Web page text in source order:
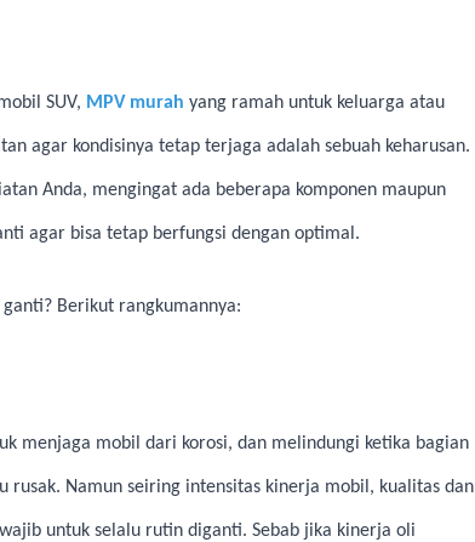
SUV, MPV murah yang ramah untuk keluarga atau
agar kondisinya tetap terjaga adalah sebuah keharusan.
Anda, mengingat ada beberapa komponen maupun
agar bisa tetap berfungsi dengan optimal.
Berikut rangkumannya:
menjaga mobil dari korosi, dan melindungi ketika bagian
rusak. Namun seiring intensitas kinerja mobil, kualitas dan
untuk selalu rutin diganti. Sebab jika kinerja oli